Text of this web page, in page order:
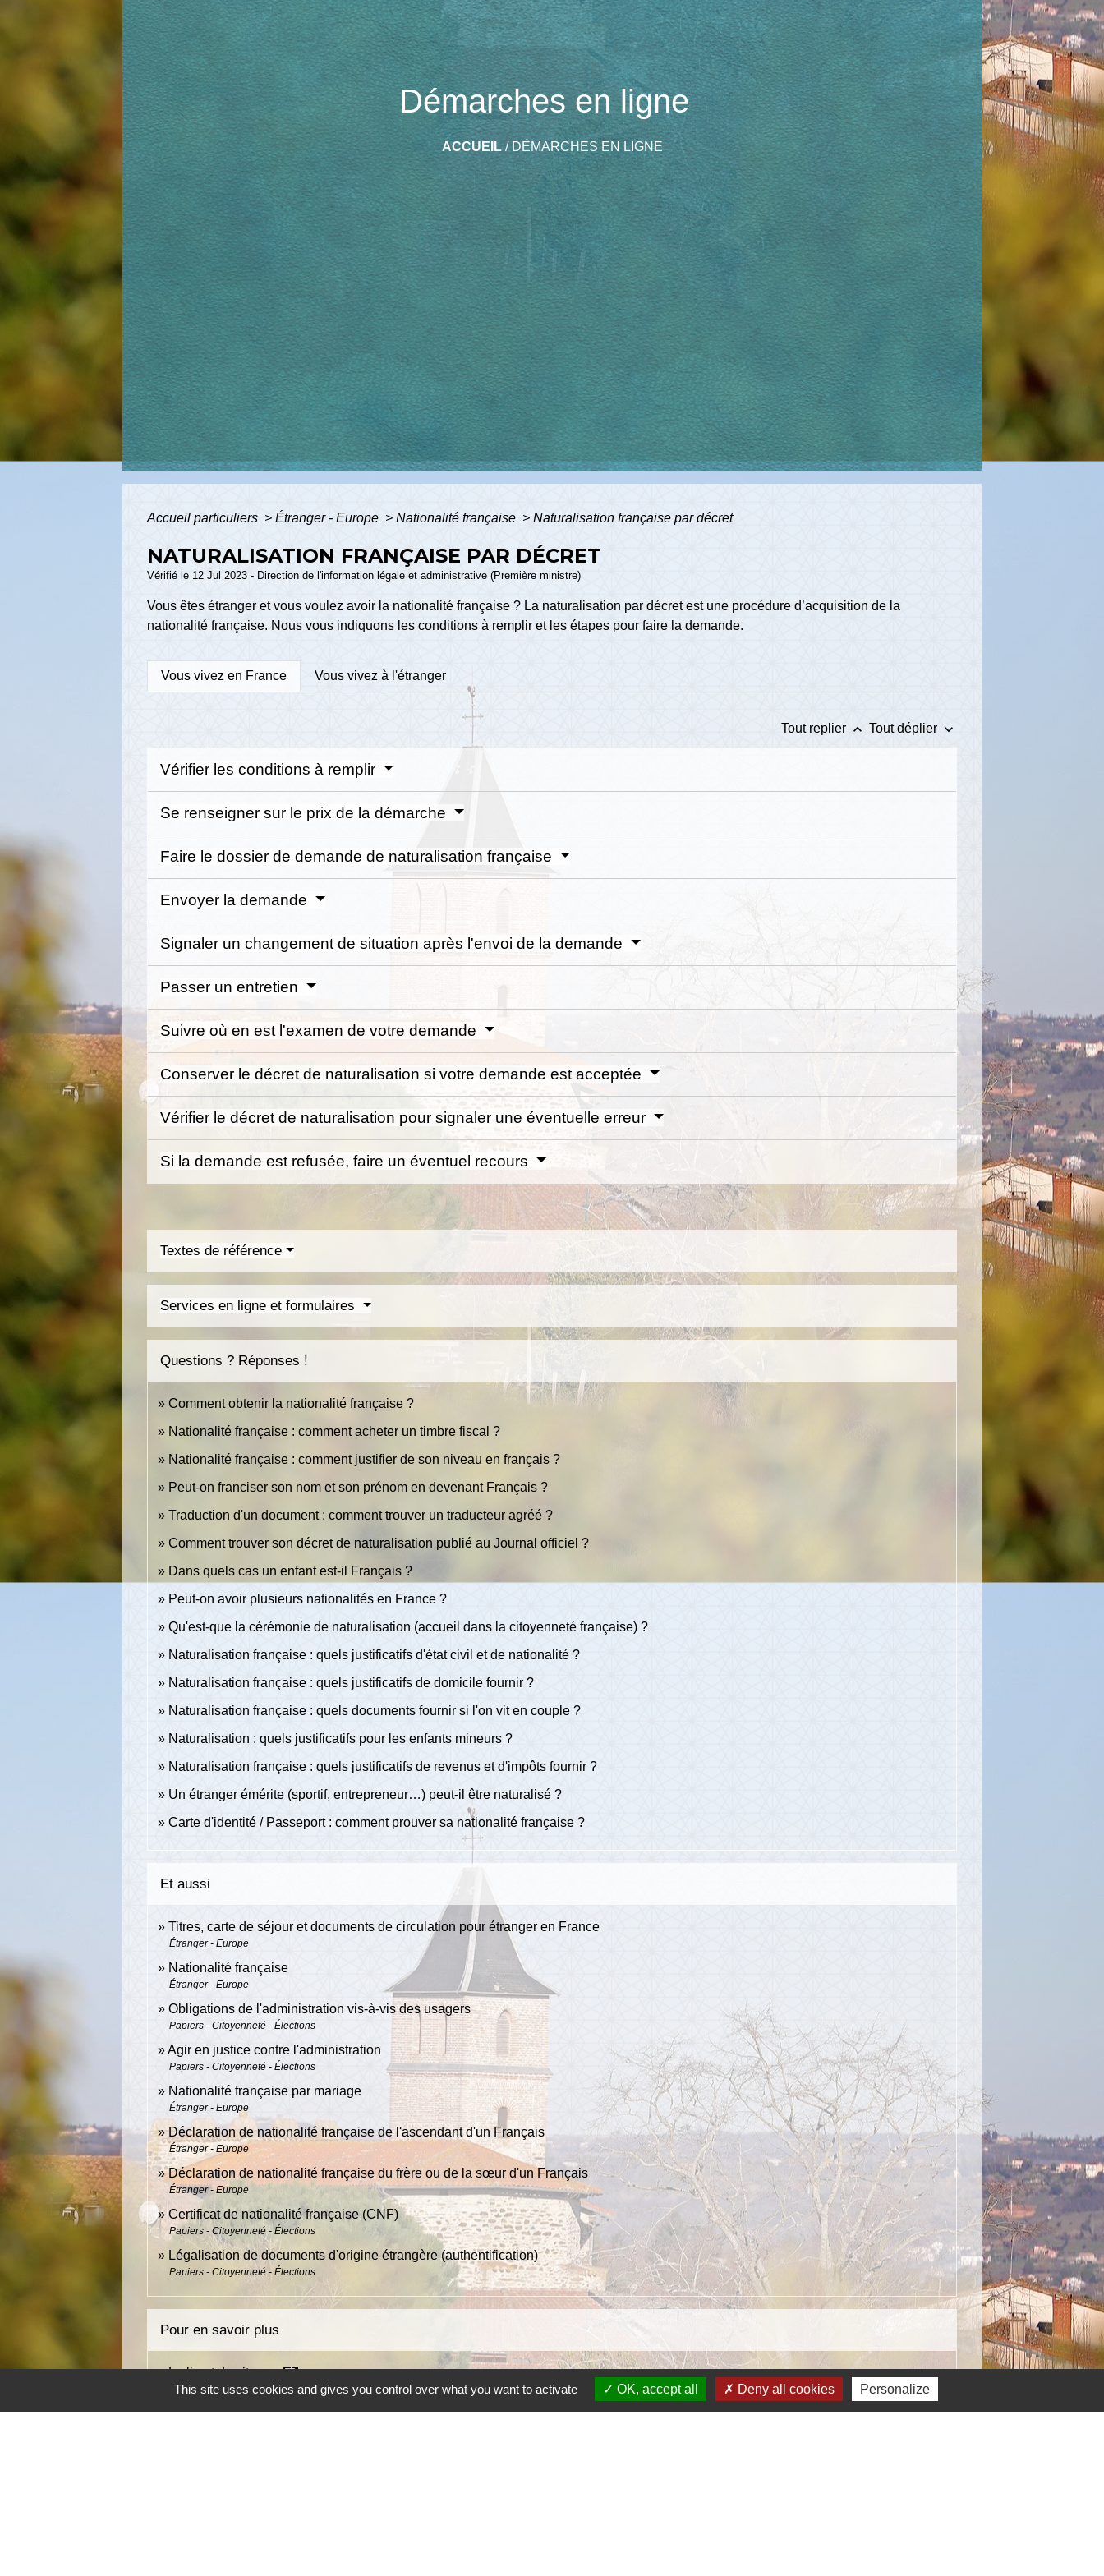
Démarches en ligne
ACCUEIL/DÉMARCHES EN LIGNE
Accueil particuliers > Étranger - Europe > Nationalité française > Naturalisation française par décret
NATURALISATION FRANÇAISE PAR DÉCRET
Vérifié le 12 Jul 2023 - Direction de l'information légale et administrative (Première ministre)
Vous êtes étranger et vous voulez avoir la nationalité française ? La naturalisation par décret est une procédure d’acquisition de la
nationalité française. Nous vous indiquons les conditions à remplir et les étapes pour faire la demande.
Vous vivez en France Vous vivez à l'étranger
Tout replier keyboard_arrow_up Tout déplier keyboard_arrow_down
Vérifier les conditions à remplir
Se renseigner sur le prix de la démarche
Faire le dossier de demande de naturalisation française
Envoyer la demande
Signaler un changement de situation après l'envoi de la demande
Passer un entretien
Suivre où en est l'examen de votre demande
Conserver le décret de naturalisation si votre demande est acceptée
Vérifier le décret de naturalisation pour signaler une éventuelle erreur
Si la demande est refusée, faire un éventuel recours
Textes de référence
Services en ligne et formulaires
Questions ? Réponses !
Comment obtenir la nationalité française ?
Nationalité française : comment acheter un timbre fiscal ?
Nationalité française : comment justifier de son niveau en français ?
Peut-on franciser son nom et son prénom en devenant Français ?
Traduction d'un document : comment trouver un traducteur agréé ?
Comment trouver son décret de naturalisation publié au Journal officiel ?
Dans quels cas un enfant est-il Français ?
Peut-on avoir plusieurs nationalités en France ?
Qu'est-que la cérémonie de naturalisation (accueil dans la citoyenneté française) ?
Naturalisation française : quels justificatifs d'état civil et de nationalité ?
Naturalisation française : quels justificatifs de domicile fournir ?
Naturalisation française : quels documents fournir si l'on vit en couple ?
Naturalisation : quels justificatifs pour les enfants mineurs ?
Naturalisation française : quels justificatifs de revenus et d'impôts fournir ?
Un étranger émérite (sportif, entrepreneur…) peut-il être naturalisé ?
Carte d'identité / Passeport : comment prouver sa nationalité française ?
Et aussi
Titres, carte de séjour et documents de circulation pour étranger en France
Étranger - Europe
Nationalité française
Étranger - Europe
Obligations de l'administration vis-à-vis des usagers
Papiers - Citoyenneté - Élections
Agir en justice contre l'administration
Papiers - Citoyenneté - Élections
Nationalité française par mariage
Étranger - Europe
Déclaration de nationalité française de l'ascendant d'un Français
Étranger - Europe
Déclaration de nationalité française du frère ou de la sœur d'un Français
Étranger - Europe
Certificat de nationalité française (CNF)
Papiers - Citoyenneté - Élections
Légalisation de documents d'origine étrangère (authentification)
Papiers - Citoyenneté - Élections
Pour en savoir plus
Le livret du citoyenopen_in_new
Ministère chargé de l'intérieur
Charte des droits et devoirs du citoyen françaisopen_in_new
This site uses cookies and gives you control over what you want to activate OK, accept all Deny all cookies Personalize